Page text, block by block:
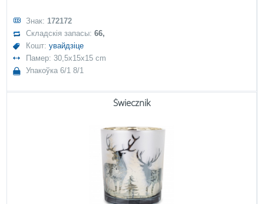
Знак: 172172
Складскія запасы:66,
Кошт:увайдзіце
Памер: 30,5x15x15 cm
Упакоўка 6/1 8/1
Świecznik